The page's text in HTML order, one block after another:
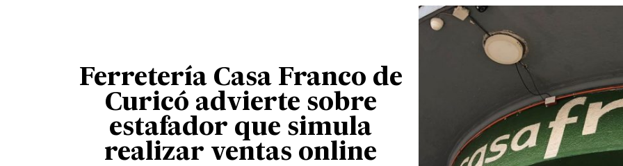
Ferretería Casa Franco de
Curicó advierte sobre
estafador que simula
realizar ventas online